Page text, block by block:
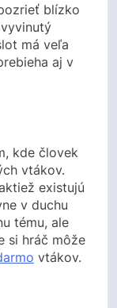
blízko
má veľa
aj v
kde človek
vtákov.
existujú
v duchu
tému, ale
si hráč môže
vtákov.